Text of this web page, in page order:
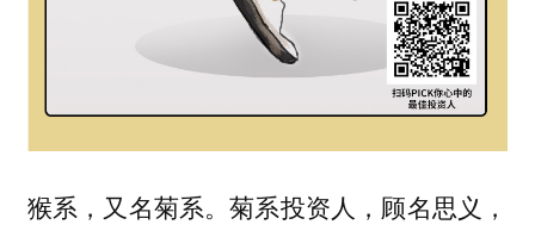
猴系，又名菊系。菊系投资人，顾名思义，